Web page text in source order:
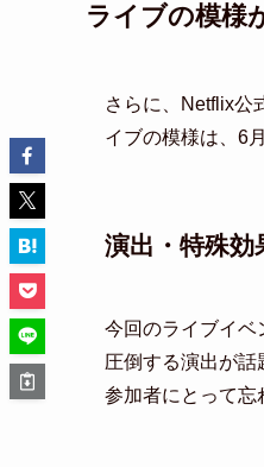
ライブの模様
さらに、Netflix公
イブの模様は、6
演出・特殊効
今回のライブイベ
圧倒する演出が話
参加者にとって忘